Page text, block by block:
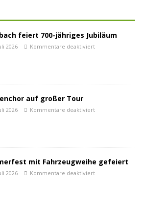
feiert 700-jähriges Jubiläum
2026 Kommentare deaktiviert
auf großer Tour
2026 Kommentare deaktiviert
mit Fahrzeugweihe gefeiert
2026 Kommentare deaktiviert